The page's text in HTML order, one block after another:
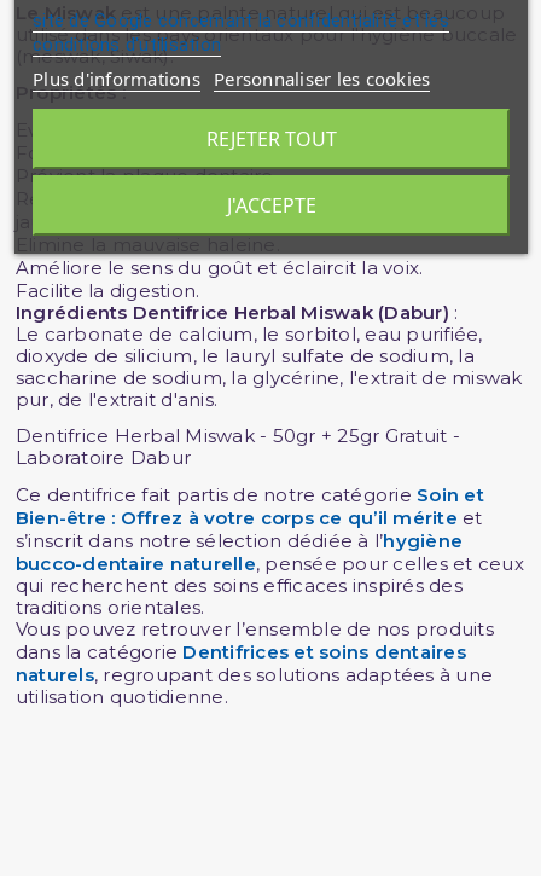
Le Miswakest une palnte naturel qui est beaucoup
utilisé dans les pays orientaux pour l'hygiène buccale
(meswak, Siwak).
Propriétés :
Evite les caries et ses extensions.
Fortifie les gencives en les rendant plus solides.
Prévient la plaque dentaire
Rend les dents plus blanches (enlève la couleur
Améliore le sens du goût et éclaircit la voix.
Facilite la digestion.
Ingrédients Dentifrice Herbal Miswak (Dabur) :
Le carbonate de calcium, le sorbitol, eau purifiée,
dioxyde de silicium, le lauryl sulfate de sodium, la
saccharine de sodium, la glycérine, l'extrait de miswak
pur, de l'extrait d'anis.
Dentifrice Herbal Miswak - 50gr + 25gr Gratuit -
Laboratoire Dabur
Ce dentifrice fait partis de notre catégorie Soin et
Bien-être : Offrez à votre corps ce qu’il mérite et
s’inscrit dans notre sélection dédiée à l’hygiène
bucco-dentaire naturelle, pensée pour celles et ceux
qui recherchent des soins efficaces inspirés des
traditions orientales.
Vous pouvez retrouver l’ensemble de nos produits
dans la catégorie Dentifrices et soins dentaires
naturels, regroupant des solutions adaptées à une
utilisation quotidienne.
site de Google concernant la confidentialité et les
conditions d'utilisation
Plus d'informations Personnaliser les cookies
REJETER TOUT
J'ACCEPTE